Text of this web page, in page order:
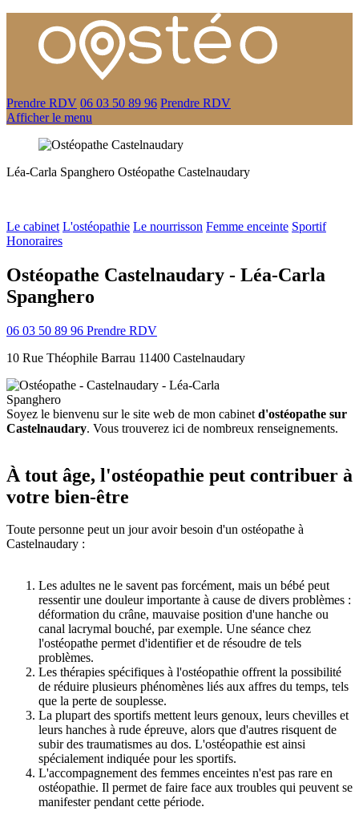
Prendre RDV 06 03 50 89 96 Prendre RDV
Afficher le menu
Léa-Carla Spanghero Ostéopathe Castelnaudary
Le cabinet L'ostéopathie Le nourrisson Femme enceinte Sportif
Honoraires
Ostéopathe Castelnaudary - Léa-Carla
Spanghero
06 03 50 89 96 Prendre RDV
10 Rue Théophile Barrau 11400 Castelnaudary
Soyez le bienvenu sur le site web de mon cabinet d'ostéopathe sur
Castelnaudary. Vous trouverez ici de nombreux renseignements.
À tout âge, l'ostéopathie peut contribuer à
votre bien-être
Toute personne peut un jour avoir besoin d'un ostéopathe à
Castelnaudary :
Les adultes ne le savent pas forcément, mais un bébé peut
ressentir une douleur importante à cause de divers problèmes :
déformation du crâne, mauvaise position d'une hanche ou
canal lacrymal bouché, par exemple. Une séance chez
l'ostéopathe permet d'identifier et de résoudre de tels
problèmes.
Les thérapies spécifiques à l'ostéopathie offrent la possibilité
de réduire plusieurs phénomènes liés aux affres du temps, tels
que la perte de souplesse.
La plupart des sportifs mettent leurs genoux, leurs chevilles et
leurs hanches à rude épreuve, alors que d'autres risquent de
subir des traumatismes au dos. L'ostéopathie est ainsi
spécialement indiquée pour les sportifs.
L'accompagnement des femmes enceintes n'est pas rare en
ostéopathie. Il permet de faire face aux troubles qui peuvent se
manifester pendant cette période.